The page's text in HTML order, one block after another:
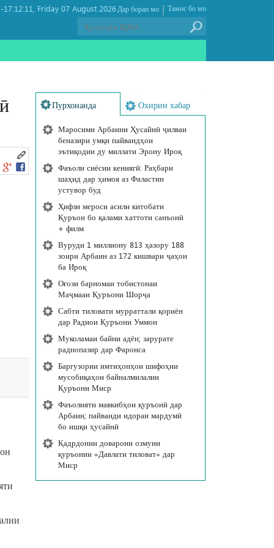
Friday 07 August 2026 ,
17:12:11 Тамос бо мо
|
Дар бораи мо
Пурхонанда Охирин хабар
Маросими Арбаини Ҳусайнӣ ҷилваи
беназири умқи пайвандҳои
эътиқодии ду миллати Эрону Ироқ
Фаъоли сиёсии кениягӣ: Раҳбари
шаҳид дар ҳимоя аз Фаластин
устувор буд
Ҳифзи мероси асили китобати
Қуръон бо қалами хаттоти санъонӣ
+ филм
Вуруди 1 миллиону 813 ҳазору 188
зоири Арбаин аз 172 кишвари ҷаҳон
ба Ироқ
Оғози барномаи тобистонаи
Маҷмааи Қуръони Шорҷа
Сабти тиловати мурраттали қориён
дар Радиои Қуръони Уммон
Муколамаи байни адён; зарурате
раднопазир дар Фаронса
Баргузории имтиҳонҳои шифоҳии
мусобиқаҳои байналмилалии
Қуръони Миср
Фаъолияти мавкибҳои қуръонӣ дар
Арбаин; пайванди идораи мардумӣ
бо ишқи ҳусайнӣ
Қадрдонии доварони озмуни
қуръонии «Давлати тиловат» дар
Миср